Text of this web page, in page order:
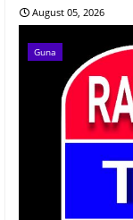
August 05, 2026
Guna